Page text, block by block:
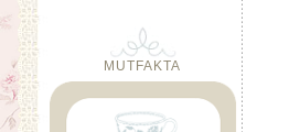
MUTFAKTA